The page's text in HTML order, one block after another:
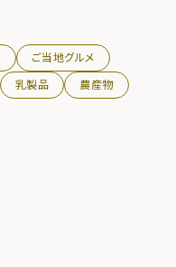
ご当地グルメ
乳製品
農産物